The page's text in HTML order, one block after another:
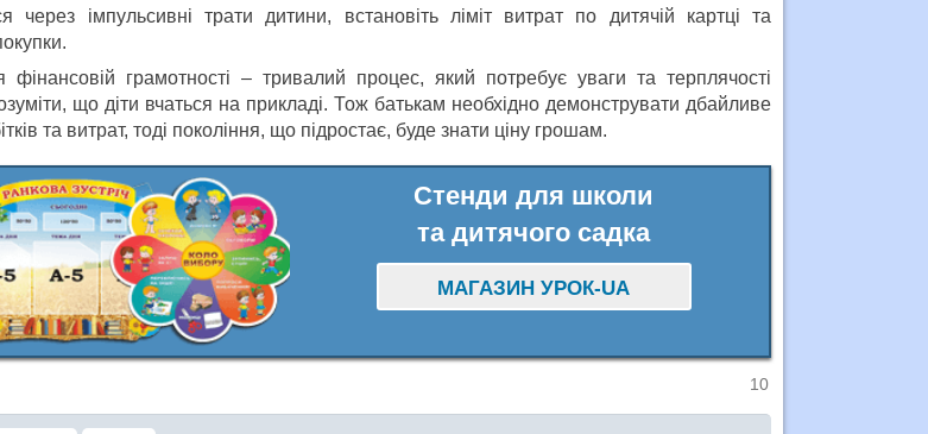
через імпульсивні трати дитини, встановіть ліміт витрат по дитячій картці та
фінансовій грамотності – тривалий процес, який потребує уваги та терплячості
що діти вчаться на прикладі. Тож батькам необхідно демонструвати дбайливе
та витрат, тоді покоління, що підростає, буде знати ціну грошам.
Стенди для школи
та дитячого садка
МАГАЗИН УРОК-UA
10